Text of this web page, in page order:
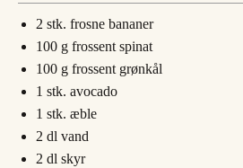
2 stk. frosne bananer
100 g frossent spinat
100 g frossent grønkål
1 stk. avocado
1 stk. æble
2 dl vand
2 dl skyr